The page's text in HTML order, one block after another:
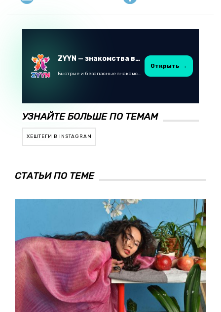
ZYYN — знакомства в Казахстане
Быстрые и безопасные знакомства в Telegram
Открыть →
УЗНАЙТЕ БОЛЬШЕ ПО ТЕМАМ
ХЕШТЕГИ В INSTAGRAM
СТАТЬИ ПО ТЕМЕ